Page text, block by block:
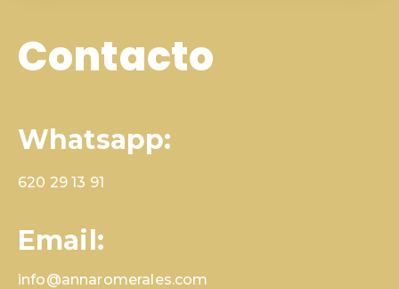
Contacto
Whatsapp:
620 29 13 91
Email:
info@annaromerales.com